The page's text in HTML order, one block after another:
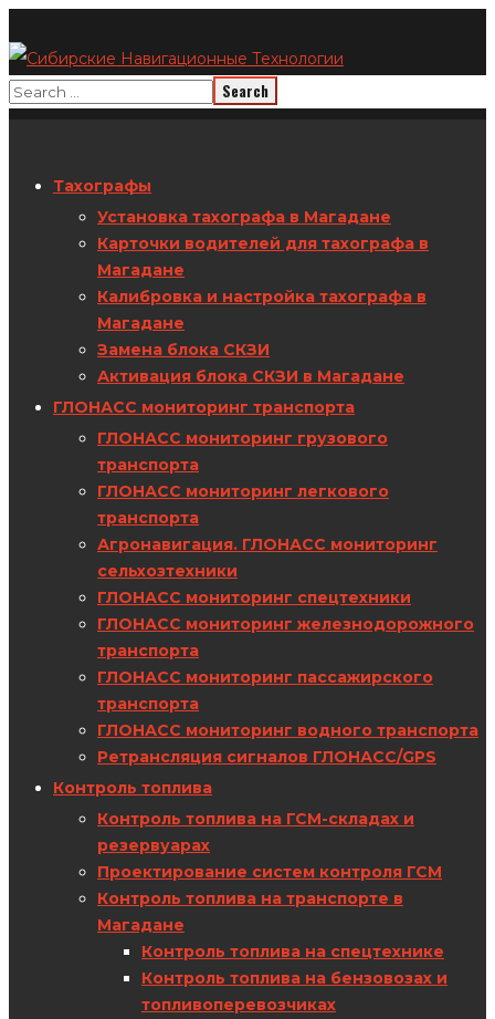
Тахографы
Установка тахографа в Магадане
Карточки водителей для тахографа в
Магадане
Калибровка и настройка тахографа в
Магадане
Замена блока СКЗИ
Активация блока СКЗИ в Магадане
ГЛОНАСС мониторинг транспорта
ГЛОНАСС мониторинг грузового
транспорта
ГЛОНАСС мониторинг легкового
транспорта
Агронавигация. ГЛОНАСС мониторинг
сельхозтехники
ГЛОНАСС мониторинг спецтехники
ГЛОНАСС мониторинг железнодорожного
транспорта
ГЛОНАСС мониторинг пассажирского
транспорта
ГЛОНАСС мониторинг водного транспорта
Ретрансляция сигналов ГЛОНАСС/GPS
Контроль топлива
Контроль топлива на ГСМ-складах и
резервуарах
Проектирование систем контроля ГСМ
Контроль топлива на транспорте в
Магадане
Контроль топлива на спецтехнике
Контроль топлива на бензовозах и
топливоперевозчиках